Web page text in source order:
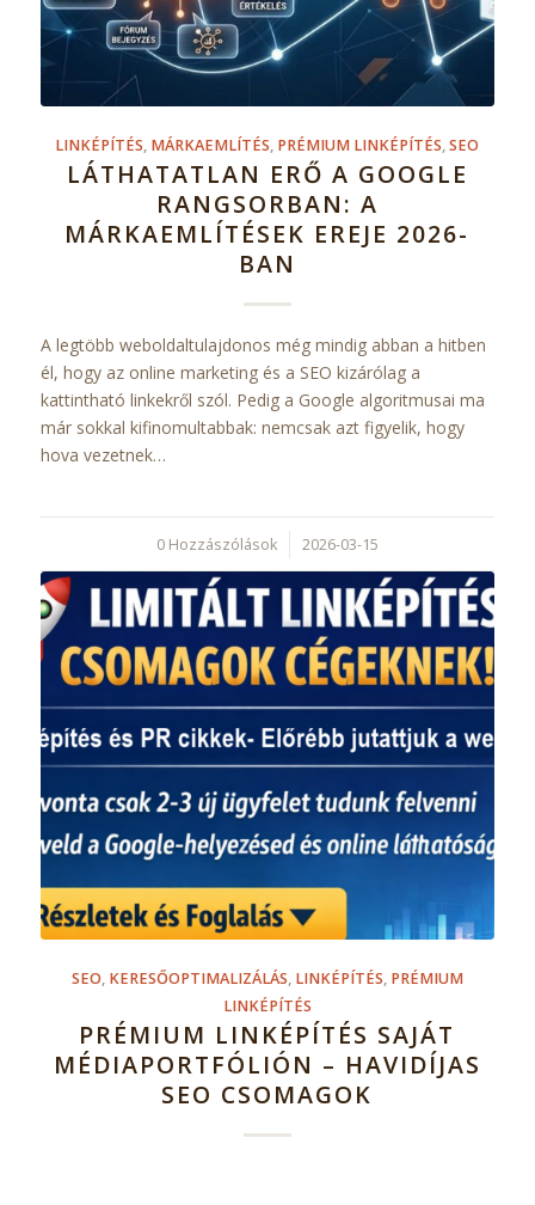
LINKÉPÍTÉS, MÁRKAEMLÍTÉS, PRÉMIUM LINKÉPÍTÉS,SEO
LÁTHATATLAN ERŐ A GOOGLE
RANGSORBAN: A
MÁRKAEMLÍTÉSEK EREJE 2026-
BAN
A legtöbb weboldaltulajdonos még mindig abban a hitben
él, hogy az online marketing és a SEO kizárólag a
kattintható linkekről szól. Pedig a Google algoritmusai ma
már sokkal kifinomultabbak: nemcsak azt figyelik, hogy
hova vezetnek…
0 Hozzászólások
/ 2026-03-15
SEO, KERESŐOPTIMALIZÁLÁS, LINKÉPÍTÉS, PRÉMIUM
LINKÉPÍTÉS
PRÉMIUM LINKÉPÍTÉS SAJÁT
MÉDIAPORTFÓLIÓN – HAVIDÍJAS
SEO CSOMAGOK